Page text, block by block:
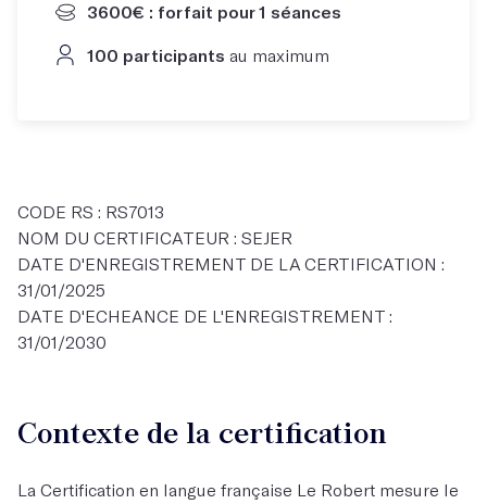
3600€ : forfait pour 1 séances
100 participants au maximum
CODE RS : RS7013
NOM DU CERTIFICATEUR : SEJER
DATE D'ENREGISTREMENT DE LA CERTIFICATION :
31/01/2025
DATE D'ECHEANCE DE L'ENREGISTREMENT :
31/01/2030
Contexte de la certification
La Certification en langue française Le Robert mesure le